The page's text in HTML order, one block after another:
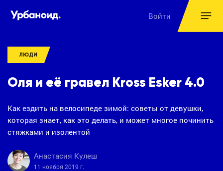
Войти
ЛЮДИ
Оля и её гравел Kross Esker 4.0
Как ездить на велосипеде зимой: советы от девушки,
которая знает, как это делать, и может многое починить
стяжками и изолентой
Анастасия Кулеш
11 ноября 2019 г.